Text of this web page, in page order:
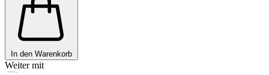
In den Warenkorb
Weiter mit